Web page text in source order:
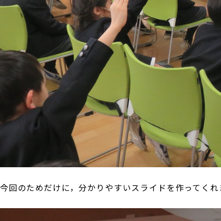
今回のためだけに，分かりやすいスライドを作ってく